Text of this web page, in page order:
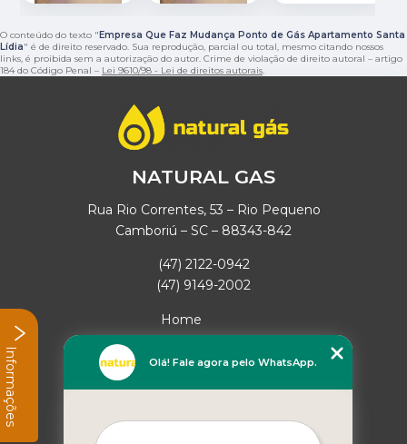
O conteúdo do texto " Empresa Que Faz Mudança Ponto de Gás Apartamento Santa
Lídia" é de direito reservado. Sua reprodução, parcial ou total, mesmo citando nossos
links, é proibida sem a autorização do autor. Crime de violação de direito autoral – artigo
184 do Código Penal – Lei 9610/98 - Lei de direitos autorais.
NATURAL GAS
Rua Rio Correntes, 53 – Rio Pequeno
Camboriú – SC – 88343-842
(47) 2122-0942
(47) 9149-2002
Home
Empresa
Missão
Mapa do site
Olá! Fale agora pelo WhatsApp.
Informações